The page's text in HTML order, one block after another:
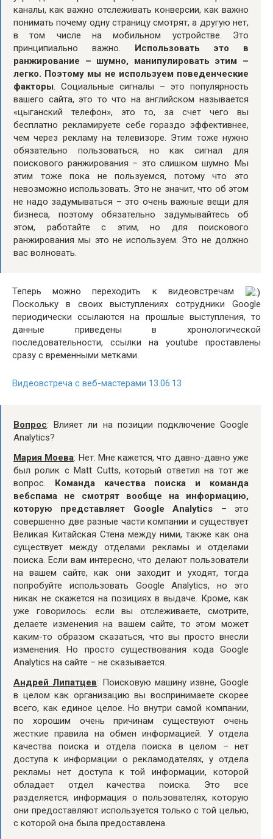
каналы, как важно отслеживать конверсии, как важно
понимать почему одну страницу смотрят, а другую нет,
в том числе на мобильном устройстве. Это
принципиально важно. Использовать это в
ранжирование – шумно, манипулировать этим –
легко. Поэтому мы не используем поведенческие
факторы. Социальные сигналы – это популярность
вашего сайта, это то что на английском называется
«цыганский телефон», это то, за счет чего вы
бесплатно рекламируете себе гораздо эффективнее,
чем через рекламу на телевизоре. Этим тоже нужно
обязательно пользоваться, но как сигнал для
поискового ранжирования – это слишком шумно. Мы
этим тоже пока не пользуемся, потому что это
невозможно использовать. Это не значит, что об этом
не надо задумываться – это очень важные вещи для
бизнеса, поэтому обязательно задумывайтесь об
этом, работайте с этим, но для поискового
ранжирования мы это не используем. Это не должно
вас волновать.
Теперь можно переходить к видеовстречам
Поскольку в своих выступлениях сотрудники Google
периодически ссылаются на прошлые выступления, то
данные приведены в хронологической
последовательности, ссылки на youtube проставлены
сразу с временными метками.
Видеовстреча с веб-мастерами 13.06.13
Вопрос: Влияет ли на позиции подключение Google
Analytics?
Мария Моева: Нет. Мне кажется, что давно-давно уже
был ролик с Matt Cutts, который ответил на тот же
вопрос. Команда качества поиска и команда
вебспама не смотрят вообще на информацию,
которую представляет Google Analytics – это
совершенно две разные части компании и существует
Великая Китайская Стена между ними, также как она
существует между отделами рекламы и отделами
поиска. Если вам интересно, что делают пользователи
на вашем сайте, как они заходит и уходят, тогда
попробуйте использовать Google Analytics, но это
никак не скажется на позициях в выдаче. Кроме, как
уже говорилось: если вы отслеживаете, смотрите,
делаете изменения на вашем сайте, то этом может
каким-то образом сказаться, что вы просто внесли
изменения. Но просто существования кода Google
Analytics на сайте – не сказывается.
Андрей Липатцев: Поисковую машину извне, Google
в целом как организацию вы воспринимаете скорее
всего, как единое целое. Но внутри самой компании,
по хорошим очень причинам существуют очень
жесткие правила на обмен информацией. У отдела
качества поиска и отдела поиска в целом – нет
доступа к информации о рекламодателях, у отдела
рекламы нет доступа к той информации, которой
обладает отдел качества поиска. Это все
разделяется, информация о пользователях, которую
они предоставляют используется только с той целью,
с которой она была предоставлена.